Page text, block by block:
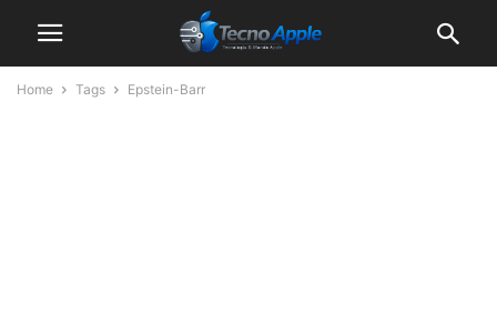
Home Tags Epstein-Barr